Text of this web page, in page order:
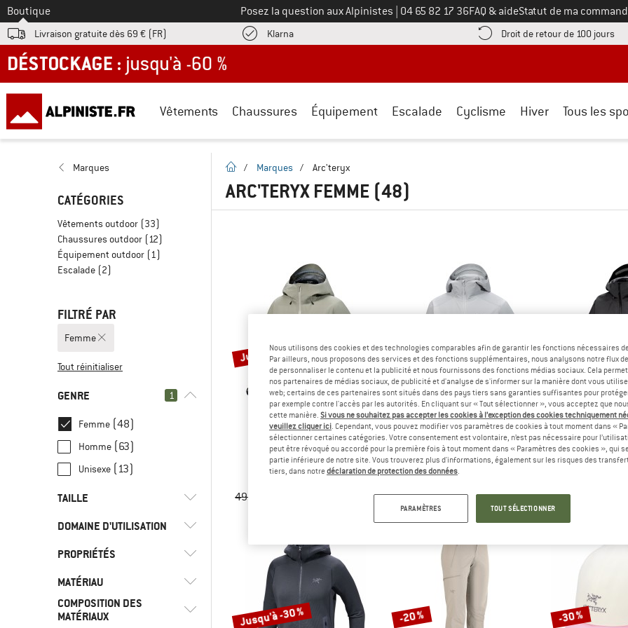
Vers le
Boutique Posez la question aux Alpinistes Appelez-nous au
04 65 82 17 36FAQ & aideStatut de ma
Livraison gratuite dès 69 € (FR) KlarnaTrouve les informations de paiement ici ! Ouvre une boîte d'information
Droit de retour de 100 jours
DÉSTOCKAGE : jusqu'à -60 %
Vêtements Chaussures Équipement Escalade Cyclisme Hiver Tous les
Marques
CATÉGORIES
Vêtements outdoor (33)
Chaussures outdoor (12)
Équipement outdoor (1)
Escalade (2)
FILTRÉ PAR
Femme
Tout réinitialiser
GENRE 1
Femme (48)
Homme (63)
Unisexe (13)
TAILLE
UNI XS S M
XL XXL
38 38,5
41 42
DOMAINE D'UTILISATION
Alpinisme
Escalade
Loisirs(7)
Quotidien
PROPRIÉTÉS
Capuche
Coupe-vent(8)
MATÉRIAU
Coton(3)
COMPOSITION DES
MATÉRIAUX
Page d'accueil
/ Marques / Arc'teryx
ARC'TERYX FEMME (48)
Jusqu'à -20 %
ARC'TERYX
Women's Beta SL Jacket
Veste imperméable
499,95 € à partir de 399,96 €
Jusqu'à -20 %
ARC'TERYX
Women's Gamma Lightweight Hoody
Veste softshell
259,95 € à partir de 207,96 €
(2)
Jusqu'à -25 %
Women's
399,95 €
Jusqu'à -30 % -20 % -30 %
Nous utilisons des cookies et des technologies comparables afin de garantir les fonctions nécessaires
Par ailleurs, nous proposons des services et des fonctions supplémentaires, nous analysons notre flux
de personnaliser le contenu et la publicité et nous fournissons des fonctions médias sociaux. Cela
nos partenaires de médias sociaux, de publicité et d'analyse de s'informer sur la manière dont vous
web; certains de ces partenaires sont situés dans des pays tiers sans garanties suffisantes pour
par exemple contre l'accès par les autorités. En cliquant sur « Tout sélectionner », vous acceptez que
cette manière. Si vous ne souhaitez pas accepter les cookies à l’exception des cookies techniquement
veuillez cliquer ici. Cependant, vous pouvez modifier vos paramètres de cookies à tout moment dans «
sélectionner certaines catégories. Votre consentement est volontaire, n’est pas nécessaire pour
peut être révoqué ou accordé pour la première fois à tout moment dans « Paramètres des cookies », qui
partie inférieure de notre site. Vous trouverez plus d'informations, également sur les risques des
tiers, dans notredéclaration de protection des données.
PARAMÈTRES TOUT SÉLECTIONNER